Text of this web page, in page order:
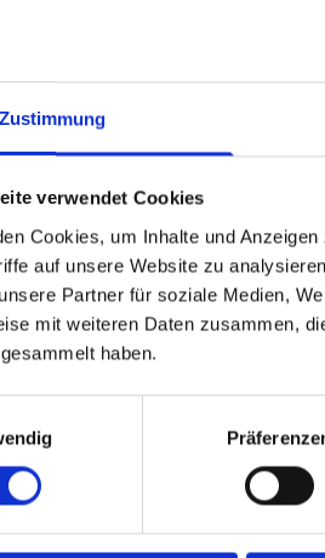
Zustimmung
verwendet Cookies
Cookies, um Inhalte und
auf unsere Website zu
Partner für soziale Medien,
mit weiteren Daten zusammen,
haben.
moderne 5-Achs CNC-
hochwertigen Innenausbau
Wandverkleidungen,
mit LED-Beleuchtung, Treppen
in Anwaltskanzleien,
Bereichen. Diese
wir tätig sind.
Arbeiten
Team auch andere Arbeiten in